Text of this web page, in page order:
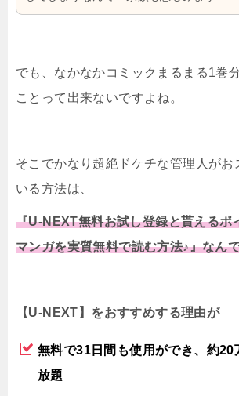
でも、なかなかコミックまるまる1巻
ことって出来ないですよね。
そこでかなり超絶ドケチな管理人がお
いる方法は、
『U-NEXT無料お試し登録と貰えるポ
マンガを実質無料で読む方法♪』なん
【U-NEXT】をおすすめする理由が
無料で31日間も使用ができ、約20
放題